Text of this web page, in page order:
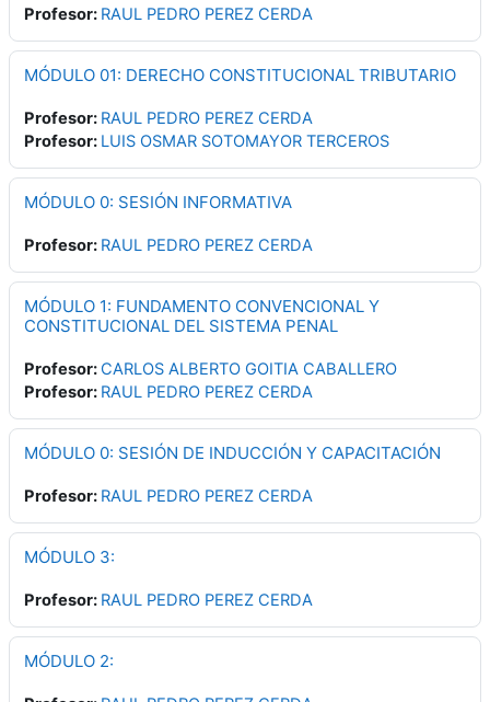
Profesor: RAUL PEDRO PEREZ CERDA
MÓDULO 01: DERECHO CONSTITUCIONAL TRIBUTARIO
Profesor: RAUL PEDRO PEREZ CERDA
Profesor: LUIS OSMAR SOTOMAYOR TERCEROS
MÓDULO 0: SESIÓN INFORMATIVA
Profesor: RAUL PEDRO PEREZ CERDA
MÓDULO 1: FUNDAMENTO CONVENCIONAL Y
CONSTITUCIONAL DEL SISTEMA PENAL
Profesor:CARLOS ALBERTO GOITIA CABALLERO
Profesor: RAUL PEDRO PEREZ CERDA
MÓDULO 0: SESIÓN DE INDUCCIÓN Y CAPACITACIÓN
Profesor: RAUL PEDRO PEREZ CERDA
MÓDULO 3:
Profesor: RAUL PEDRO PEREZ CERDA
MÓDULO 2: